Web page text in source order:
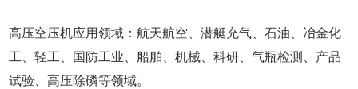
高压空压机应用领域：航天航空、潜艇充气、石油、冶金化
工、轻工、国防工业、船舶、机械、科研、气瓶检测、产品
试验、高压除磷等领域。